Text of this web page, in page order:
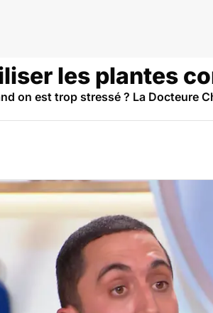
les plantes
on est trop stressé ? La Docteure